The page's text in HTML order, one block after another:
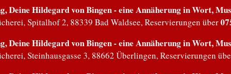
Konzert mit Werken von Astor Piazzolla
Deine Hildegard von Bingen - eine Annäherung in Wort,
Spitalhof 2, 88339 Bad Waldsee, Reservierungen über
Deine Hildegard von Bingen - eine Annäherung in Wort,
Steinhausgasse 3, 88662 Überlingen, Reservierungen